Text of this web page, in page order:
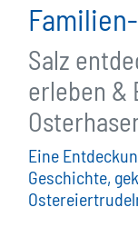
Salz
erleben &
Eine
Geschichte,